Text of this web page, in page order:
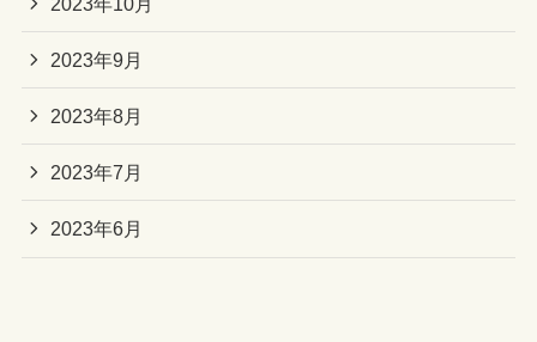
2023年9月
2023年8月
2023年7月
2023年6月